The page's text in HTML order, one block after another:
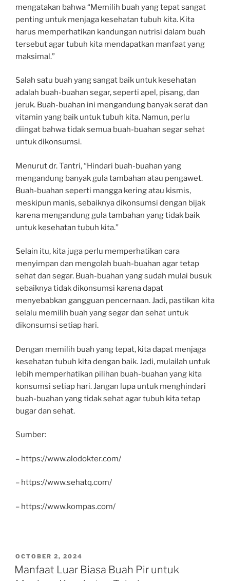
mengatakan bahwa “Memilih buah yang tepat sangat
penting untuk menjaga kesehatan tubuh kita. Kita
harus memperhatikan kandungan nutrisi dalam buah
tersebut agar tubuh kita mendapatkan manfaat yang
maksimal.”
Salah satu buah yang sangat baik untuk kesehatan
adalah buah-buahan segar, seperti apel, pisang, dan
jeruk. Buah-buahan ini mengandung banyak serat dan
vitamin yang baik untuk tubuh kita. Namun, perlu
diingat bahwa tidak semua buah-buahan segar sehat
untuk dikonsumsi.
Menurut dr. Tantri, “Hindari buah-buahan yang
mengandung banyak gula tambahan atau pengawet.
Buah-buahan seperti mangga kering atau kismis,
meskipun manis, sebaiknya dikonsumsi dengan bijak
karena mengandung gula tambahan yang tidak baik
untuk kesehatan tubuh kita.”
Selain itu, kita juga perlu memperhatikan cara
menyimpan dan mengolah buah-buahan agar tetap
sehat dan segar. Buah-buahan yang sudah mulai busuk
sebaiknya tidak dikonsumsi karena dapat
menyebabkan gangguan pencernaan. Jadi, pastikan kita
selalu memilih buah yang segar dan sehat untuk
dikonsumsi setiap hari.
Dengan memilih buah yang tepat, kita dapat menjaga
kesehatan tubuh kita dengan baik. Jadi, mulailah untuk
lebih memperhatikan pilihan buah-buahan yang kita
konsumsi setiap hari. Jangan lupa untuk menghindari
buah-buahan yang tidak sehat agar tubuh kita tetap
bugar dan sehat.
Sumber:
– https://www.alodokter.com/
– https://www.sehatq.com/
– https://www.kompas.com/
POSTED
ON
OCTOBER 2, 2024
Manfaat Luar Biasa Buah Pir untuk